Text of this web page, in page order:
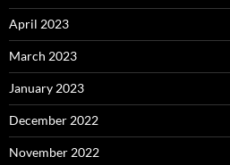
April 2023
March 2023
January 2023
December 2022
November 2022